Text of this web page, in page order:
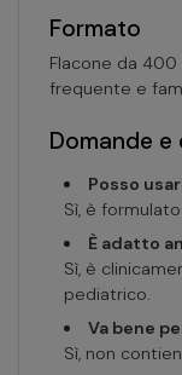
Formato
Flacone da
frequente e
Domande
Posso
Sì, è
È adatto
Sì, è
pediatrico.
Va bene
Sì, non